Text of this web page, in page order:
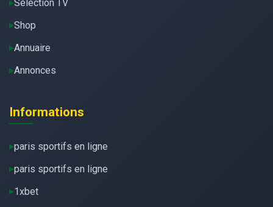
Sélection TV
Shop
Annuaire
Annonces
Informations
paris sportifs en ligne
paris sportifs en ligne
1xbet